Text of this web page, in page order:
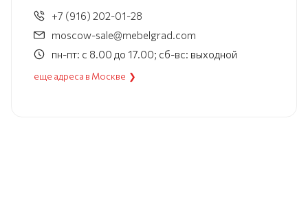
+7 (916) 202-01-28
moscow-sale@mebelgrad.com
пн-пт: с 8.00 до 17.00; сб-вс: выходной
еще адреса в Москве ❯